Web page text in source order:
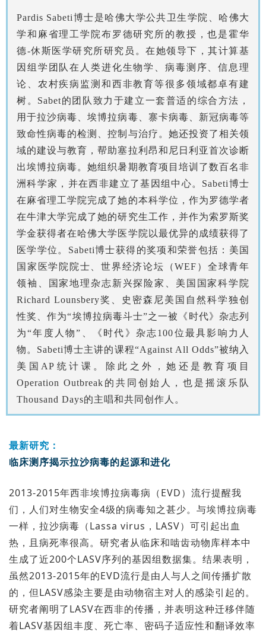
Pardis Sabeti博士是哈佛大学公共卫生学院、哈佛大
学和麻省理工学院布罗德研究所的教授，也是霍华
德-休斯医学研究所研究员。在她领导下，其计算基
因组学团队在人类进化生物学、病毒测序、信息理
论、农村疾病监测和西非教育等很多领域都卓有建
树。Sabet的团队致力于建立一套普适的综合方法，
用于拉沙病毒、埃博拉病毒、寨卡病毒、新冠病毒等
致命性病毒的检测、控制与治疗。她还投资了相关领
域的建设与教育，帮助塞拉利昂和尼日利亚首次诊断
出埃博拉病毒。她组织暑期教育项目培训了数百名非
洲科学家，并在西非建立了基因组中心。Sabeti博士
在麻省理工学院完成了她的本科学位，作为罗德学者
在牛津大学完成了她的研究生工作，并作为索罗斯奖
学金获得者在哈佛大学医学院以最优异的成绩获得了
医学学位。Sabeti博士获得的奖项和荣誉包括：美国
国家医学院院士、世界经济论坛（WEF）全球青年
领袖、国家地理杂志新兴探险家、美国国家科学院
Richard Lounsbery奖、史密森尼美国自然科学独创
性奖、作为“埃博拉病毒斗士”之一被《时代》杂志列
为“年度人物”、《时代》杂志100位最具影响力人
物。Sabeti博士主讲的课程“Against All Odds”被纳入
美国AP统计课。除此之外，她还是教育项目
Operation Outbreak的共同创始人，也是摇滚乐队
Thousand Days的主唱和共同创作人。
最新研究：
临床测序揭示拉沙病毒的起源和进化
2013-2015年西非埃博拉病毒病（EVD）流行提醒我
们，人们对生物安全4级的病毒知之甚少。与埃博拉病毒
一样，拉沙病毒（Lassa virus，LASV）可引起出血
热，且病死率很高。研究者从临床和啮齿动物库样本中
生成了近200个LASV序列的基因组数据集。结果表明，
虽然2013-2015年的EVD流行是由人与人之间传播扩散
的，但LASV感染主要是由动物宿主对人的感染引起的。
研究者阐明了LASV在西非的传播，并表明这种迁移伴随
着LASV基因组丰度、死亡率、密码子适应性和翻译效率